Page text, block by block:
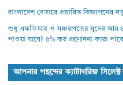
বাংলাদেশ বেতারে প্রচারিত
শুধু এফডিআর ও সঞ্চয়পত্রের সুদের আয়
পাওয়া যাবে? ৫% কর প্রণোদনা কারা
আপনার পছন্দের ক্যাটাগরিজ